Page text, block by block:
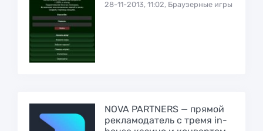
28-11-2013, 11:02, Браузерные игры
NOVA PARTNERS — прямой
рекламодатель с тремя in-